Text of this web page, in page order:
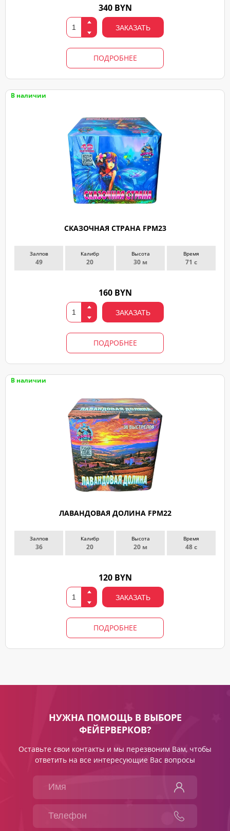
340 BYN
ЗАКАЗАТЬ
ПОДРОБНЕЕ
В наличии
СКАЗОЧНАЯ СТРАНА FPM23
Залпов
49
Калибр
20
Высота
30 м
Время
71 с
160 BYN
ЗАКАЗАТЬ
ПОДРОБНЕЕ
В наличии
ЛАВАНДОВАЯ ДОЛИНА FPM22
Залпов
36
Калибр
20
Высота
20 м
Время
48 с
120 BYN
ЗАКАЗАТЬ
ПОДРОБНЕЕ
НУЖНА ПОМОЩЬ В ВЫБОРЕ
ФЕЙЕРВЕРКОВ?
Оставьте свои контакты и мы перезвоним Вам, чтобы
ответить на все интересующие Вас вопросы